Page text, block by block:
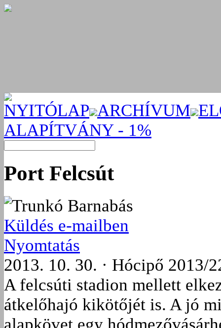
NYITÓLAP ARCHÍVUM
ALAPÍTVÁNY - 1%
Port Felcsút
Trunkó Barnabás
Küldés e-mailben
Nyomtatás
2013. 10. 30. · Hócipő 2013/
A felcsúti stadion mellett
átkelőhajó kikötőjét is. A jó